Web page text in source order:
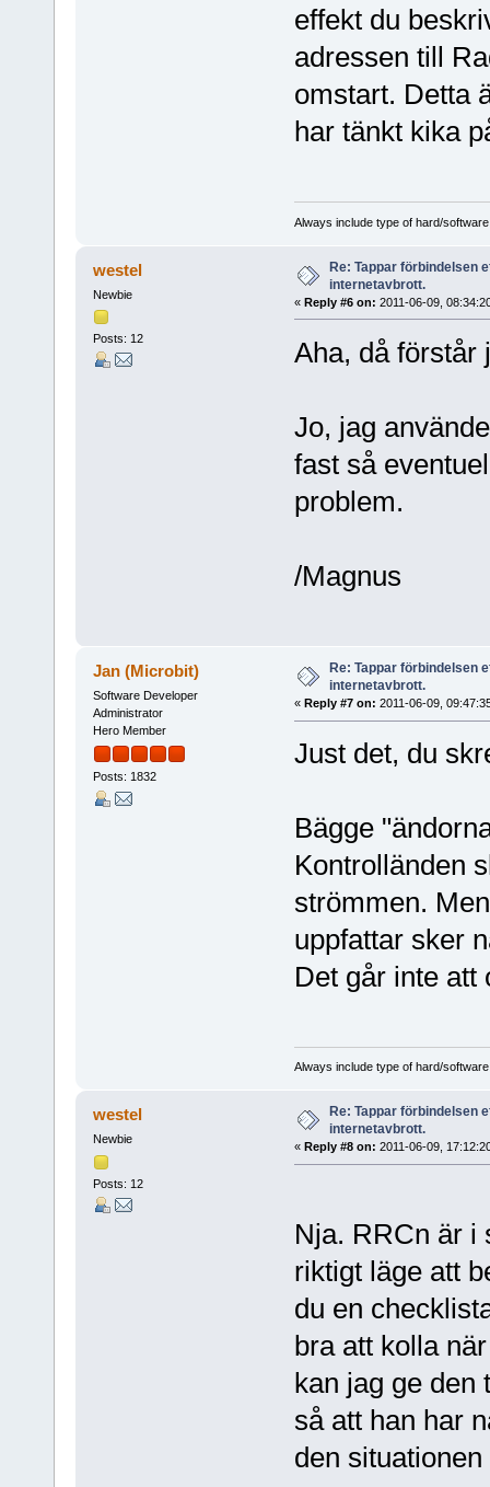
effekt du
adressen till
omstart. Detta
har tänkt kika
Always include type of hard/
westel
Newbie
Posts: 12
Re: Tappar förbindelsen
internetavbrott.
« Reply #6 on: 2011-06-09,
Aha, då förstår
Jo, jag
fast så
problem.
/Magnus
Jan (Microbit)
Software Developer
Administrator
Hero Member
Posts: 1832
Re: Tappar förbindelsen
internetavbrott.
« Reply #7 on: 2011-06-09,
Just det, du
Bägge
Kontrolländen
strömmen.
uppfattar sker
Det går inte att
Always include type of hard/
westel
Newbie
Posts: 12
Re: Tappar förbindelsen
internetavbrott.
« Reply #8 on: 2011-06-09,
Nja. RRCn är i
riktigt läge att
du en
bra att kolla
kan jag ge den
så att han har
den situationen